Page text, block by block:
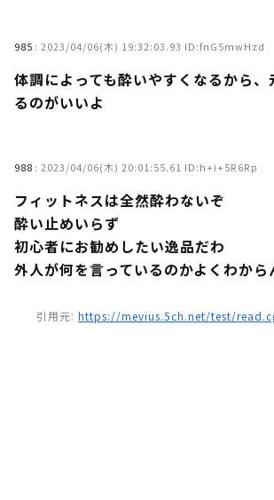
985 : 2023/04/06(木) 19:32:03.93 ID:fnG5mwHzd
体調によっても酔いやすくなるから、
るのがいいよ
988 : 2023/04/06(木) 20:01:55.61 ID:h+i+5R6Rp
フィットネスは全然酔わないぞ
酔い止めいらず
初心者にお勧めしたい逸品だわ
外人が何を言っているのかよくわから
引用元: https://mevius.5ch.net/test/